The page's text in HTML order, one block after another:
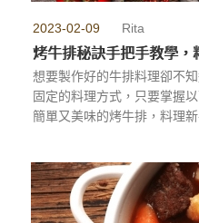
2023-02-09 Rita
烤牛排秘訣手把手教學，
想要製作好的牛排料理卻不
固定的料理方式，只要掌握
簡單又美味的烤牛排，料理